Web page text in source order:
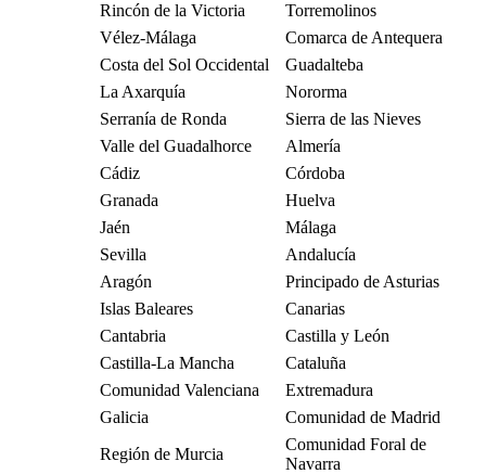
Rincón de la Victoria
Torremolinos
Vélez-Málaga
Comarca de Antequera
Costa del Sol Occidental
Guadalteba
La Axarquía
Nororma
Serranía de Ronda
Sierra de las Nieves
Valle del Guadalhorce
Almería
Cádiz
Córdoba
Granada
Huelva
Jaén
Málaga
Sevilla
Andalucía
Aragón
Principado de Asturias
Islas Baleares
Canarias
Cantabria
Castilla y León
Castilla-La Mancha
Cataluña
Comunidad Valenciana
Extremadura
Galicia
Comunidad de Madrid
Región de Murcia
Comunidad Foral de
Navarra